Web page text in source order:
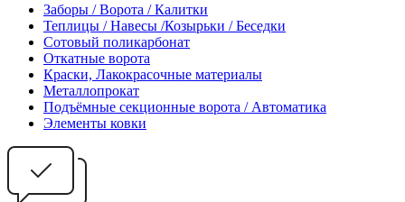
Заборы / Ворота / Калитки
Теплицы / Навесы /Козырьки / Беседки
Сотовый поликарбонат
Откатные ворота
Краски, Лакокрасочные материалы
Металлопрокат
Подъёмные секционные ворота / Автоматика
Элементы ковки